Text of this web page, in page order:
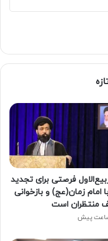
فرصتی برای تجدید
امام زمان(عج) و بازخوانی
منتظران است